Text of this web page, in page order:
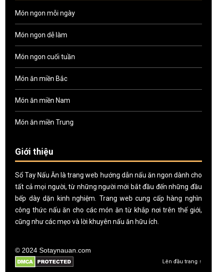
Món ngon mỗi ngày
Món ngon dễ làm
Món ngon cuối tuần
Món ăn miền Bắc
Món ăn miền Nam
Món ăn miền Trung
Giới thiệu
Sổ Tay Nấu Ăn là trang web hướng dẫn nấu ăn ngon dành cho
tất cả mọi người, từ những người mới bắt đầu đến những đầu
bếp dày dặn kinh nghiệm. Trang web cung cấp hàng nghìn
công thức nấu ăn cho các món ăn từ khắp nơi trên thế giới,
cũng như các mẹo và lời khuyên nấu ăn hữu ích.
© 2024 Sotaynauan.com
Lên đầu trang ↑